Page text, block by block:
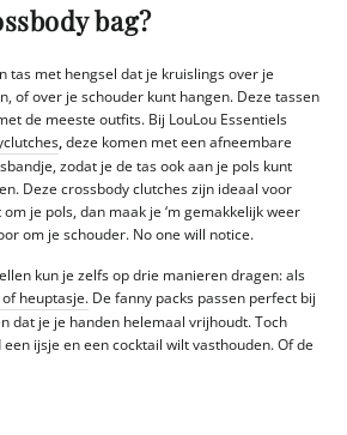
bag?
tas met hengsel dat je kruislings over je
of over je schouder kunt hangen. Deze tassen
de meeste outfits. Bij LouLou Essentiels
deze komen met een afneembare
zodat je de tas ook aan je pols kunt
Deze crossbody clutches zijn ideaal voor
je pols, dan maak je ‘m gemakkelijk weer
om je schouder. No one will notice.
kun je zelfs op drie manieren dragen: als
heuptasje. De fanny packs passen perfect bij
dat je je handen helemaal vrijhoudt. Toch
ijsje en een cocktail wilt vasthouden. Of de